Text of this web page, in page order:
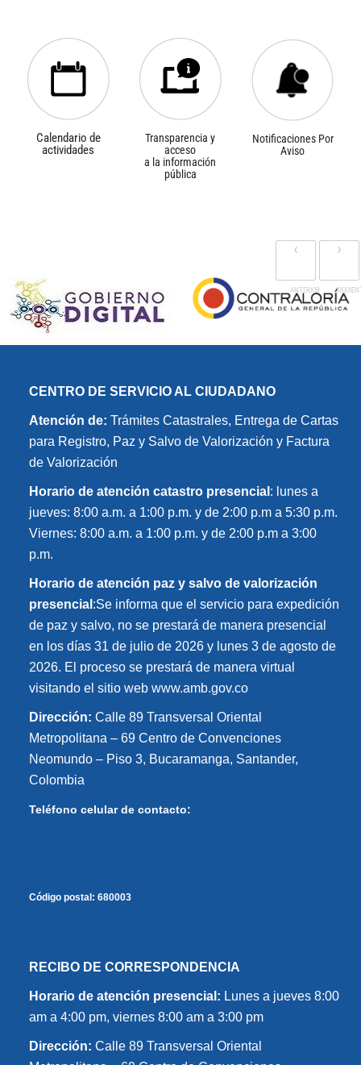
Calendario de
actividades
Transparencia y
acceso
a la información
pública
Notificaciones Por
Aviso
‹ ›
CENTRO DE SERVICIO AL CIUDADANO
Atención de: Trámites Catastrales, Entrega de Cartas
para Registro, Paz y Salvo de Valorización y Factura
de Valorización
Horario de atención catastro presencial : lunes a
jueves: 8:00 a.m. a 1:00 p.m. y de 2:00 p.m a 5:30 p.m.
Viernes: 8:00 a.m. a 1:00 p.m. y de 2:00 p.m a 3:00
p.m.
Horario de atención paz y salvo de valorización
presencial :Se informa que el servicio para expedición
de paz y salvo, no se prestará de manera presencial
en los días 31 de julio de 2026 y lunes 3 de agosto de
2026. El proceso se prestará de manera virtual
visitando el sitio web www.amb.gov.co
Dirección: Calle 89 Transversal Oriental
Metropolitana – 69 Centro de Convenciones
Neomundo – Piso 3, Bucaramanga, Santander,
Colombia
Teléfono celular de contacto:
Código postal: 680003
RECIBO DE CORRESPONDENCIA
Horario de atención presencial: Lunes a jueves 8:00
am a 4:00 pm, viernes 8:00 am a 3:00 pm
Dirección: Calle 89 Transversal Oriental